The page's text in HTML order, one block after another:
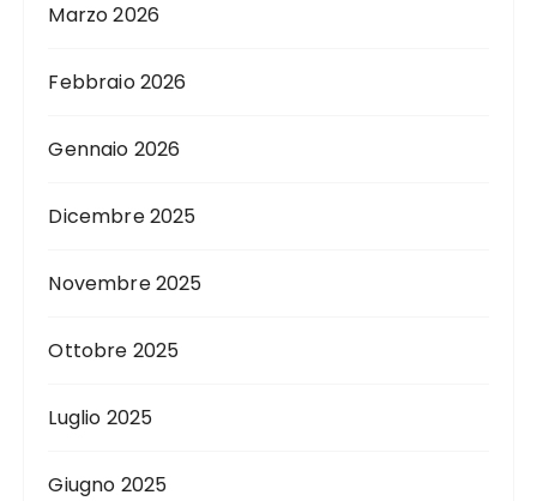
Marzo 2026
Febbraio 2026
Gennaio 2026
Dicembre 2025
Novembre 2025
Ottobre 2025
Luglio 2025
Giugno 2025